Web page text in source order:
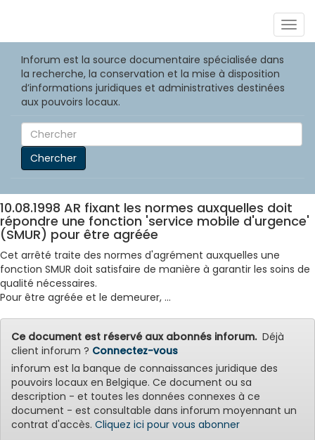
Inforum est la source documentaire spécialisée dans
la recherche, la conservation et la mise à disposition
d’informations juridiques et administratives destinées
aux pouvoirs locaux.
Chercher
10.08.1998 AR fixant les normes auxquelles doit
répondre une fonction 'service mobile d'urgence'
(SMUR) pour être agréée
Cet arrêté traite des normes d'agrément auxquelles une
fonction SMUR doit satisfaire de manière à garantir les soins de
qualité nécessaires.
Pour être agréée et le demeurer, ...
Ce document est réservé aux abonnés inforum.Déjà
client inforum ? Connectez-vous
inforum est la banque de connaissances juridique des
pouvoirs locaux en Belgique. Ce document ou sa
description - et toutes les données connexes à ce
document - est consultable dans inforum moyennant un
contrat d'accès. Cliquez ici pour vous abonner